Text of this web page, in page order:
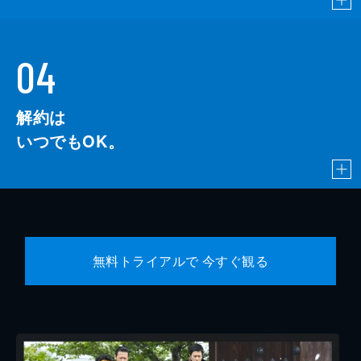
04
解約は
いつでもOK。
無料トライアルで 今すぐ観る